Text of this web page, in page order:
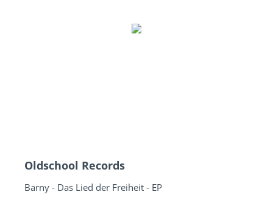
Oldschool Records
Barny - Das Lied der Freiheit - EP